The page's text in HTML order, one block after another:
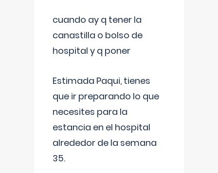
cuando ay q tener la
canastilla o bolso de
hospital y q poner
Estimada Paqui, tienes
que ir preparando lo que
necesites para la
estancia en el hospital
alrededor de la semana
35.